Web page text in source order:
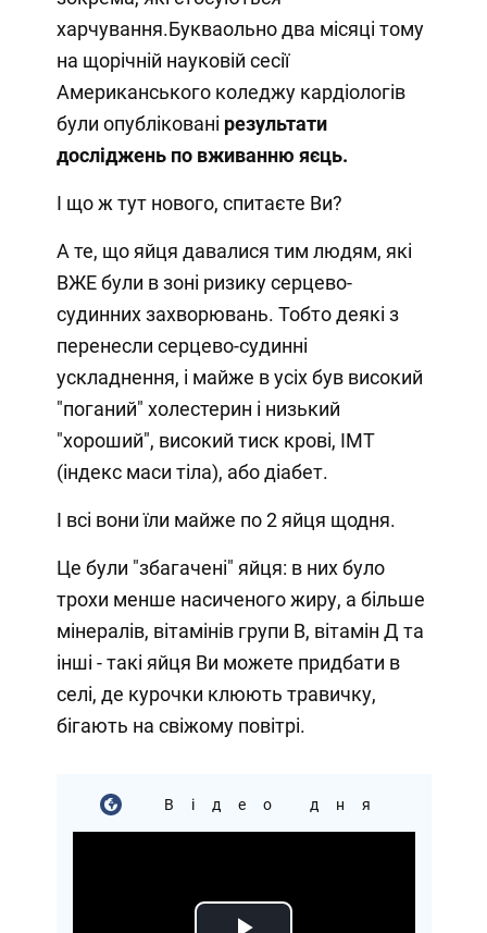
харчування.Букваольно два місяці тому
на щорічній науковій сесії
Американського коледжу кардіологів
були опубліковані результати
досліджень по вживанню яєць.
І що ж тут нового, спитаєте Ви?
А те, що яйця давалися тим людям, які
ВЖЕ були в зоні ризику серцево-
судинних захворювань. Тобто деякі з
перенесли серцево-судинні
ускладнення, і майже в усіх був високий
"поганий" холестерин і низький
"хороший", високий тиск крові, ІМТ
(індекс маси тіла), або діабет.
І всі вони їли майже по 2 яйця щодня.
Це були "збагачені" яйця: в них було
трохи менше насиченого жиру, а більше
мінералів, вітамінів групи В, вітамін Д та
інші - такі яйця Ви можете придбати в
селі, де курочки клюють травичку,
бігають на свіжому повітрі.
Відео дня